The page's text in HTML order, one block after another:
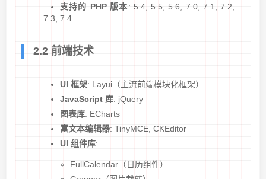
支持的 PHP 版本: 5.4, 5.5, 5.6, 7.0, 7.1, 7.2,
7.3, 7.4
2.2 前端技术
UI 框架: Layui（主流前端模块化框架）
JavaScript 库: jQuery
图表库: ECharts
富文本编辑器: TinyMCE, CKEditor
UI 组件库:
FullCalendar（日历组件）